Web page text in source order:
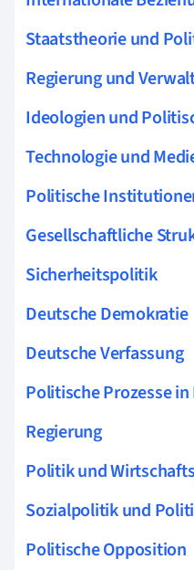
Staatstheorie und
Regierung und
Ideologien und
Technologie und
Politische
Gesellschaftliche
Sicherheitspolitik
Deutsche Demokratie
Deutsche Verfassung
Politische Prozesse
Regierung
Politik und
Sozialpolitik und
Politische Opposition